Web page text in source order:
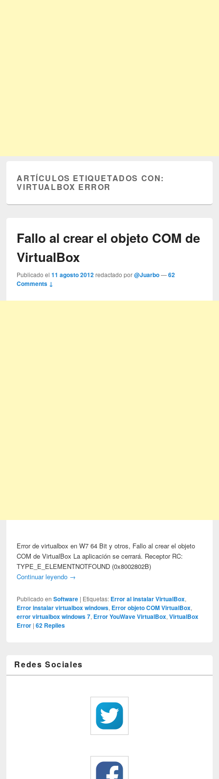
ARTÍCULOS ETIQUETADOS CON:
VIRTUALBOX ERROR
Fallo al crear el objeto COM de
VirtualBox
Publicado el11 agosto 2012 redactado por@Juarbo —62
Comments ↓
Error de virtualbox en W7 64 Bit y otros, Fallo al crear el objeto
COM de VirtualBox La aplicación se cerrará. Receptor RC:
TYPE_E_ELEMENTNOTFOUND (0x8002802B)
Continuar leyendo →
Publicado en Software | Etiquetas: Error al instalar VirtualBox,
Error instalar virtualbox windows, Error objeto COM VirtualBox,
error virtualbox windows 7, Error YouWave VirtualBox,VirtualBox
Error |62 Replies
Redes Sociales